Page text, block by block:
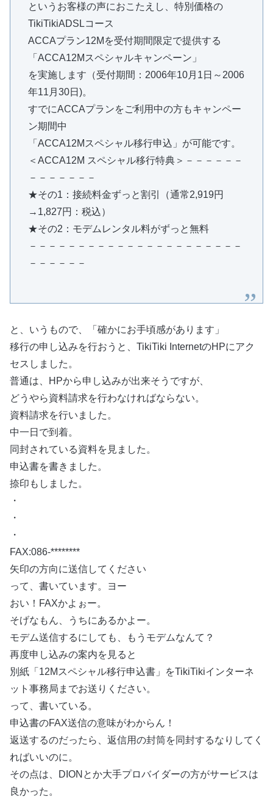
というお客様の声におこたえし、特別価格の
TikiTikiADSLコース
ACCAプラン12Mを受付期間限定で提供する
「ACCA12Mスペシャルキャンペーン」
を実施します（受付期間：2006年10月1日～2006
年11月30日)。
すでにACCAプランをご利用中の方もキャンペー
ン期間中
「ACCA12Mスペシャル移行申込」が可能です。
＜ACCA12M スペシャル移行特典＞－－－－－－
－－－－－－－
★その1：接続料金ずっと割引（通常2,919円
→1,827円：税込）
★その2：モデムレンタル料がずっと無料
－－－－－－－－－－－－－－－－－－－－－－
－－－－－－
と、いうもので、「確かにお手頃感があります」
移行の申し込みを行おうと、TikiTiki InternetのHPにアク
セスしました。
普通は、HPから申し込みが出来そうですが、
どうやら資料請求を行わなければならない。
資料請求を行いました。
中一日で到着。
同封されている資料を見ました。
申込書を書きました。
捺印もしました。
・
・
・
FAX:086-********
矢印の方向に送信してください
って、書いています。ヨー
おい！FAXかよぉー。
そげなもん、うちにあるかよー。
モデム送信するにしても、もうモデムなんて？
再度申し込みの案内を見ると
別紙「12Mスペシャル移行申込書」をTikiTikiインターネ
ット事務局までお送りください。
って、書いている。
申込書のFAX送信の意味がわからん！
返送するのだったら、返信用の封筒を同封するなりしてく
ればいいのに。
その点は、DIONとか大手プロバイダーの方がサービスは
良かった。